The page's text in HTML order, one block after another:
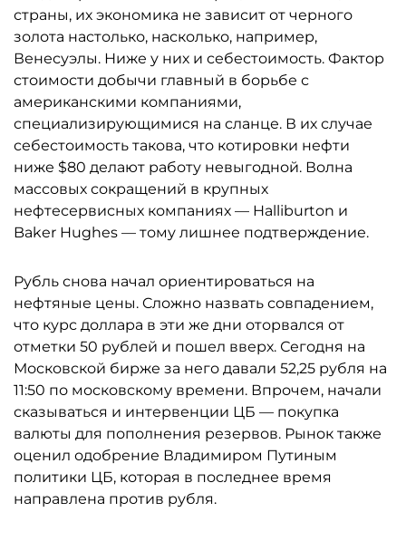
страны, их экономика не зависит от черного
золота настолько, насколько, например,
Венесуэлы. Ниже у них и себестоимость. Фактор
стоимости добычи главный в борьбе с
американскими компаниями,
специализирующимися на сланце. В их случае
себестоимость такова, что котировки нефти
ниже $80 делают работу невыгодной. Волна
массовых сокращений в крупных
нефтесервисных компаниях — Halliburton и
Baker Hughes — тому лишнее подтверждение.
Рубль снова начал ориентироваться на
нефтяные цены. Cложно назвать совпадением,
что курс доллара в эти же дни оторвался от
отметки 50 рублей и пошел вверх. Сегодня на
Московской бирже за него давали 52,25 рубля на
11:50 по московскому времени. Впрочем, начали
сказываться и интервенции ЦБ — покупка
валюты для пополнения резервов. Рынок также
оценил одобрение Владимиром Путиным
политики ЦБ, которая в последнее время
направлена против рубля.